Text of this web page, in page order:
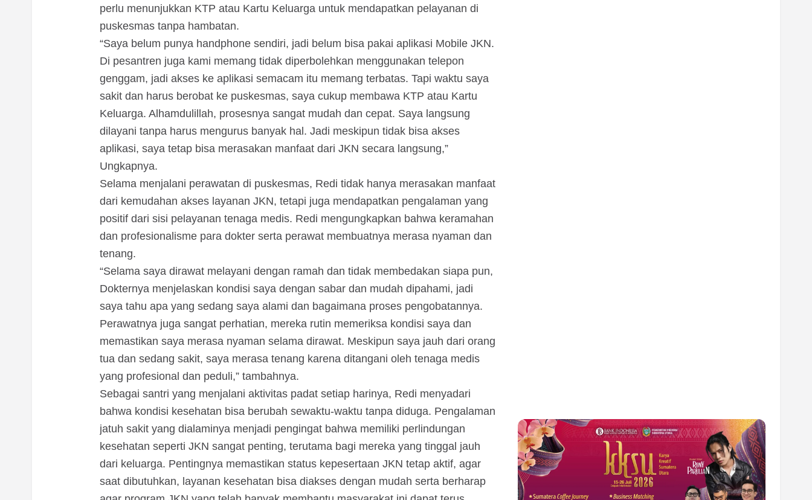
perlu menunjukkan KTP atau Kartu Keluarga untuk mendapatkan pelayanan di
puskesmas tanpa hambatan.
“Saya belum punya handphone sendiri, jadi belum bisa pakai aplikasi Mobile JKN.
Di pesantren juga kami memang tidak diperbolehkan menggunakan telepon
genggam, jadi akses ke aplikasi semacam itu memang terbatas. Tapi waktu saya
sakit dan harus berobat ke puskesmas, saya cukup membawa KTP atau Kartu
Keluarga. Alhamdulillah, prosesnya sangat mudah dan cepat. Saya langsung
dilayani tanpa harus mengurus banyak hal. Jadi meskipun tidak bisa akses
aplikasi, saya tetap bisa merasakan manfaat dari JKN secara langsung,”
Ungkapnya.
Selama menjalani perawatan di puskesmas, Redi tidak hanya merasakan manfaat
dari kemudahan akses layanan JKN, tetapi juga mendapatkan pengalaman yang
positif dari sisi pelayanan tenaga medis. Redi mengungkapkan bahwa keramahan
dan profesionalisme para dokter serta perawat membuatnya merasa nyaman dan
tenang.
“Selama saya dirawat melayani dengan ramah dan tidak membedakan siapa pun,
Dokternya menjelaskan kondisi saya dengan sabar dan mudah dipahami, jadi
saya tahu apa yang sedang saya alami dan bagaimana proses pengobatannya.
Perawatnya juga sangat perhatian, mereka rutin memeriksa kondisi saya dan
memastikan saya merasa nyaman selama dirawat. Meskipun saya jauh dari orang
tua dan sedang sakit, saya merasa tenang karena ditangani oleh tenaga medis
yang profesional dan peduli,” tambahnya.
Sebagai santri yang menjalani aktivitas padat setiap harinya, Redi menyadari
bahwa kondisi kesehatan bisa berubah sewaktu-waktu tanpa diduga. Pengalaman
jatuh sakit yang dialaminya menjadi pengingat bahwa memiliki perlindungan
kesehatan seperti JKN sangat penting, terutama bagi mereka yang tinggal jauh
dari keluarga. Pentingnya memastikan status kepesertaan JKN tetap aktif, agar
saat dibutuhkan, layanan kesehatan bisa diakses dengan mudah serta berharap